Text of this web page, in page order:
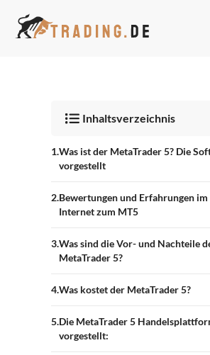
Inhalt
Inhaltsverzeichnis
Was ist der MetaTrader 5? Die
vorgestellt
Bewertungen und Erfahrungen im
Internet zum MT5
Was sind die Vor- und Nachteile
MetaTrader 5?
Was kostet der MetaTrader 5?
Die MetaTrader 5
vorgestellt: